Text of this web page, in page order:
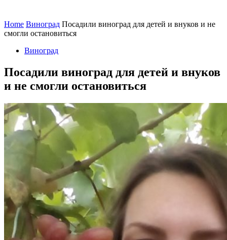
Home Виноград Посадили виноград для детей и внуков и не
смогли остановиться
Виноград
Посадили виноград для детей и внуков
и не смогли остановиться